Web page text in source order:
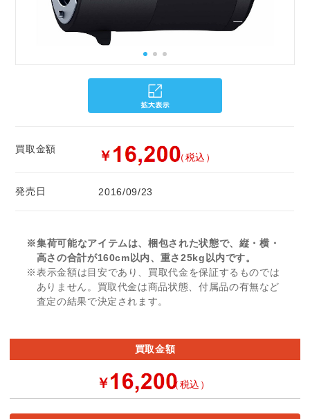
買取金額 ￥ （税込）
発売日 2016/09/23
※集荷可能なアイテムは、梱包された状態で、縦・横・
高さの合計が160cm以内、重さ25kg以内です。
※表示金額は目安であり、買取代金を保証するものでは
ありません。買取代金は商品状態、付属品の有無など
査定の結果で決定されます。
買取金額
￥ （税込）